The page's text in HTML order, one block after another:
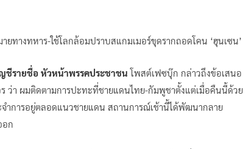
ยทางทหาร-ใช้โลกล้อมปราบสแกมเมอร์ขุดรากถอดโคน ‘ฮุนเซน’
รายชื่อ หัวหน้าพรรคประชาชน โพสต์เฟซบุ๊ก กล่าวถึงข้อเสนอ
ว่า ผมติดตามการปะทะที่ชายแดนไทย-กัมพูชาตั้งแต่เมื่อคืนนี้ด้วย
การอยู่ตลอดแนวชายแดน สถานการณ์เช้านี้ได้พัฒนากลาย
อก